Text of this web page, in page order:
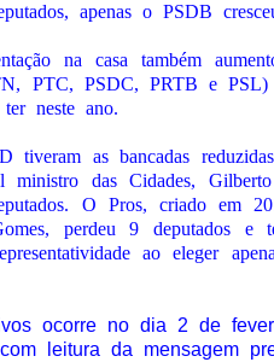
apenas o PSDB
na casa também
PTC, PSDC, PRTB e PSL)
ter neste ano.
tiveram as bancadas
das Cidades,
O Pros, criado em
perdeu 9 deputados e
ao eleger
ocorre no dia 2 de
leitura da mensagem